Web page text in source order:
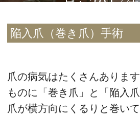
陥入爪（巻き爪）手術
爪の病気はたくさんありま
ものに「巻き爪」と「陥入
爪が横方向にくるりと巻い